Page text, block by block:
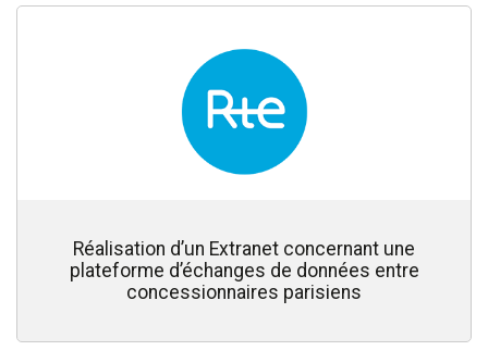
Réalisation d’un Extranet concernant une
plateforme d’échanges de données entre
concessionnaires parisiens